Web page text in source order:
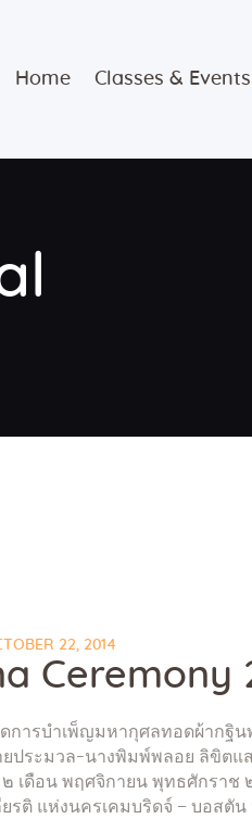
Home Classes & Events
Classes &
Events
Contact
22, 2014
Ceremony
ดการบำเพ็ญมหากุศลทอดผ้ากฐิ
ประมวล-นางพิมพ์พลอย ลิขิตแ
เดือน พฤศจิกายน พุทธศักรา
รติ แห่งนครเคมบริดจ์ – บอสตัน